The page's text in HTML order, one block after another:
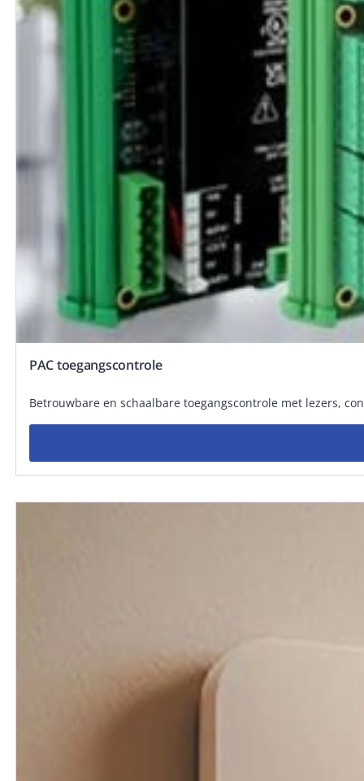
PAC toegangscontrole
Betrouwbare en schaalbare toegangscontrole met lezers,